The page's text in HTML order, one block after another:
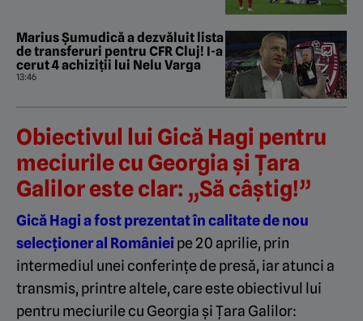
Marius Șumudică a dezvăluit lista
de transferuri pentru CFR Cluj! I-a
cerut 4 achiziții lui Nelu Varga
13:46
Obiectivul lui Gică Hagi pentru
meciurile cu Georgia și Țara
Galilor este clar: „Să câștig!”
Gică Hagi a fost prezentat în calitate de nou
selecționer al Românieipe 20 aprilie, prin
intermediul unei conferințe de presă, iar atunci a
transmis, printre altele, care este obiectivul lui
pentru meciurile cu Georgia și Țara Galilor: